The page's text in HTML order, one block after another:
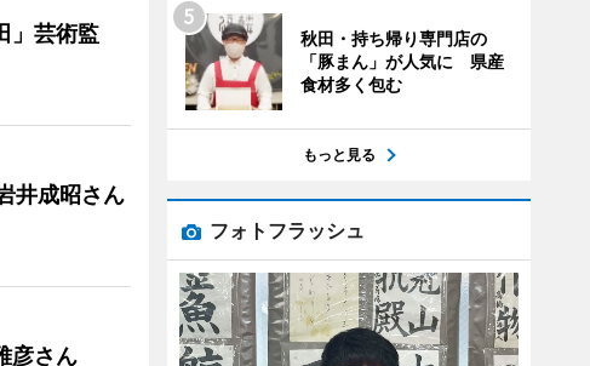
」芸術監
井成昭さん
彦さん
秋田・持ち帰り専門店の
「豚まん」が人気に 県産
食材多く包む
もっと見る
フォトフラッシュ